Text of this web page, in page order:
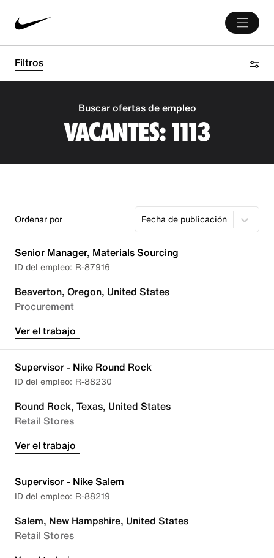
Filtros
Buscar ofertas de empleo
VACANTES:1113
Ordenar por Fecha de publicación
Senior Manager, Materials Sourcing
R-87916
Beaverton, Oregon, United States
Procurement
Ver el trabajo
Supervisor - Nike Round Rock
R-88230
Round Rock, Texas, United States
Retail Stores
Ver el trabajo
Supervisor - Nike Salem
R-88219
Salem, New Hampshire, United States
Retail Stores